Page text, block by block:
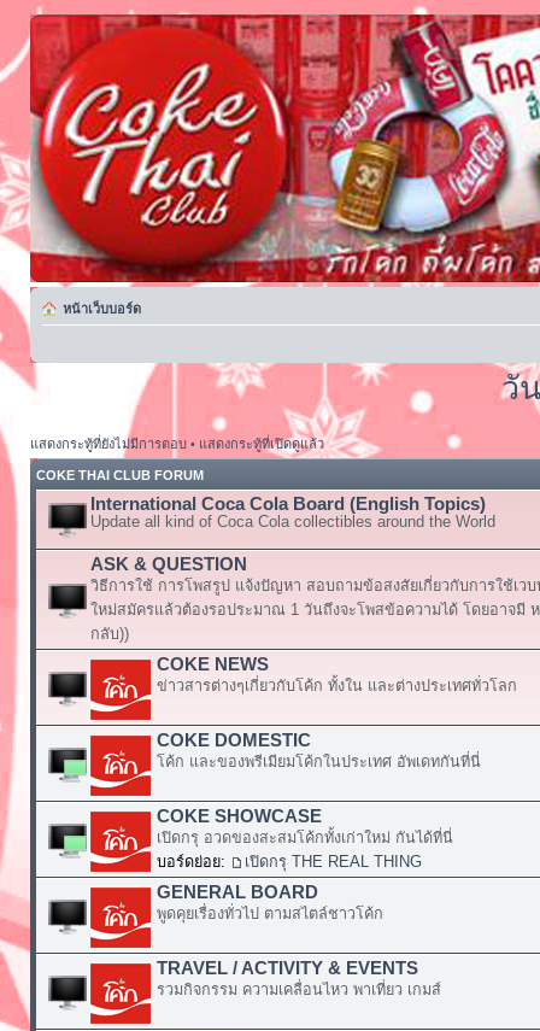
หน้าเว็บบอร์ด
วั
แสดงกระทู้ที่ยังไม่มีการตอบ• แสดงกระทู้ที่เปิดดูแล้ว
COKE THAI CLUB FORUM
International Coca Cola Board (English Topics)
Update all kind of Coca Cola collectibles around the World
ASK & QUESTION
วิธีการใช้ การโพสรูป แจ้งปัญหา สอบถามข้อสงสัยเกี่ยวกับการใช้เว
ใหม่สมัครแล้วต้องรอประมาณ 1 วันถึงจะโพสข้อความได้ โดยอาจมี
กลับ))
COKE NEWS
ข่าวสารต่างๆเกี่ยวกับโค้ก ทั้งใน และต่างประเทศทั่วโลก
COKE DOMESTIC
โค้ก และของพรีเมียมโค้กในประเทศ อัพเดทกันที่นี่
COKE SHOWCASE
เปิดกรุ อวดของสะสมโค้กทั้งเก่าใหม่ กันได้ที่นี่
บอร์ดย่อย:
เปิดกรุ THE REAL THING
GENERAL BOARD
พูดคุยเรื่องทั่วไป ตามสไตล์ชาวโค้ก
TRAVEL / ACTIVITY & EVENTS
รวมกิจกรรม ความเคลื่อนไหว พาเที่ยว เกมส์